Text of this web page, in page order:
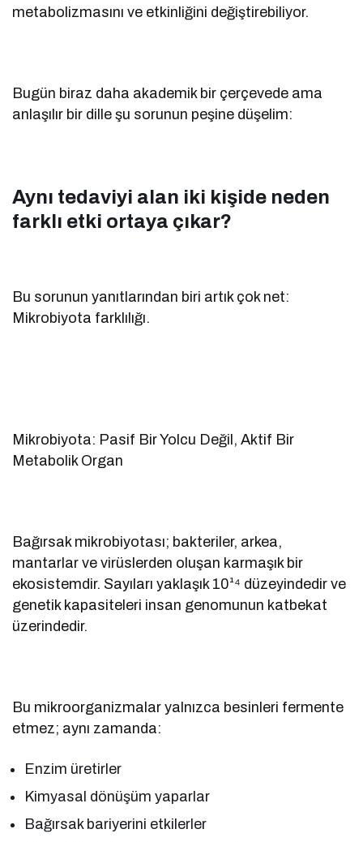
metabolizmasını ve etkinliğini değiştirebiliyor.
Bugün biraz daha akademik bir çerçevede ama
anlaşılır bir dille şu sorunun peşine düşelim:
Aynı tedaviyi alan iki kişide neden
farklı etki ortaya çıkar?
Bu sorunun yanıtlarından biri artık çok net:
Mikrobiyota farklılığı.
Mikrobiyota: Pasif Bir Yolcu Değil, Aktif Bir
Metabolik Organ
Bağırsak mikrobiyotası; bakteriler, arkea,
mantarlar ve virüslerden oluşan karmaşık bir
ekosistemdir. Sayıları yaklaşık 10¹⁴ düzeyindedir ve
genetik kapasiteleri insan genomunun katbekat
üzerindedir.
Bu mikroorganizmalar yalnızca besinleri fermente
etmez; aynı zamanda:
Enzim üretirler
Kimyasal dönüşüm yaparlar
Bağırsak bariyerini etkilerler